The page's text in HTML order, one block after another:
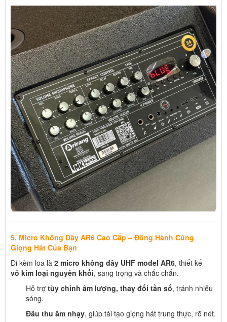
5. Micro Không Dây AR6 Cao Cấp – Đồng Hành Cùng
Giọng Hát Của Bạn
Đi kèm loa là 2 micro không dây UHF model AR6, thiết kế
vỏ kim loại nguyên khối, sang trọng và chắc chắn.
Hỗ trợ tùy chỉnh âm lượng, thay đổi tần số, tránh nhiễu
sóng.
Đầu thu âm nhạy, giúp tái tạo giọng hát trung thực, rõ nét.